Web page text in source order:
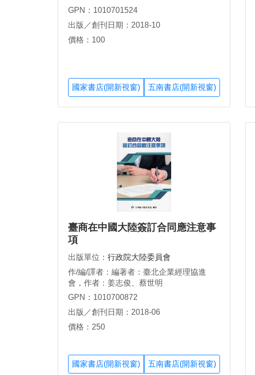
GPN：1010701524
出版／創刊日期：2018-10
價格：100
國家書店(開新視窗) 五南書店(開新視窗)
臺商在中國大陸簽訂合同應注意事
項
出版單位： 行政院大陸委員會
作/編/譯者：編著者：臺北企業經理協進
會，作者：姜志俊、蔡世明
GPN：1010700872
出版／創刊日期：2018-06
價格：250
國家書店(開新視窗) 五南書店(開新視窗)